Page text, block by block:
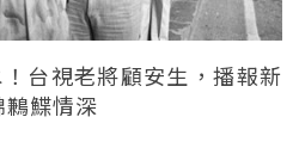
台視老將顧安生，播報新
鰈情深